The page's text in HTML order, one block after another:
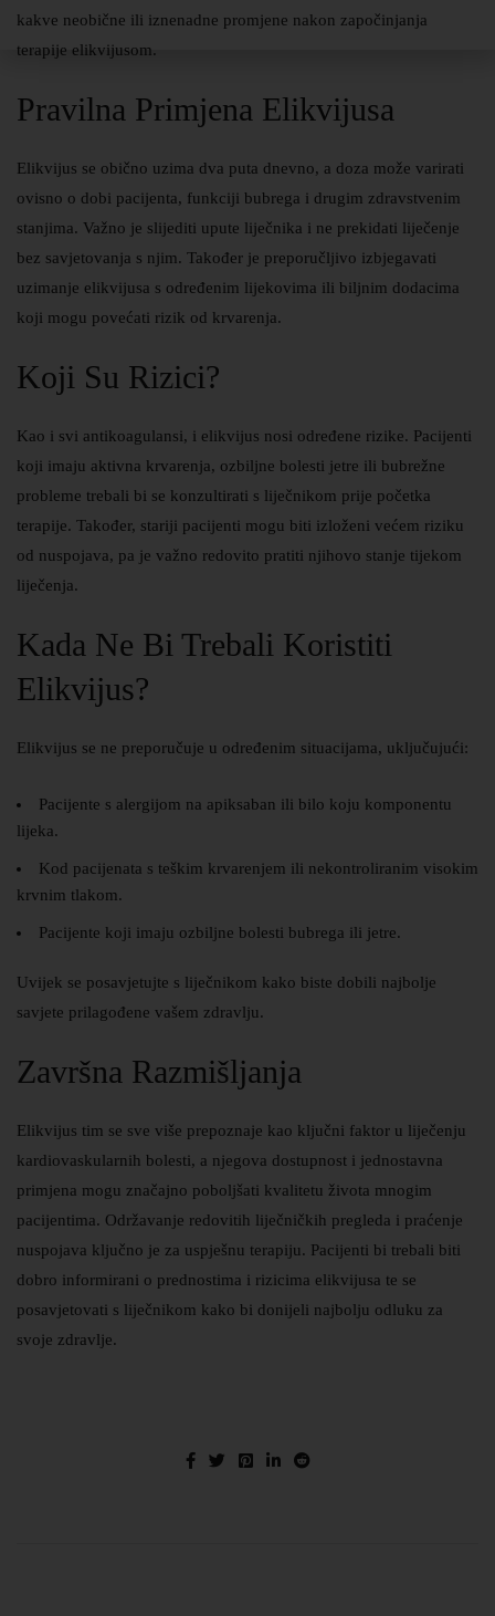
kakve neobične ili iznenadne promjene nakon započinjanja
terapije elikvijusom.
Pravilna Primjena Elikvijusa
Elikvijus se obično uzima dva puta dnevno, a doza može varirati
ovisno o dobi pacijenta, funkciji bubrega i drugim zdravstvenim
stanjima. Važno je slijediti upute liječnika i ne prekidati liječenje
bez savjetovanja s njim. Također je preporučljivo izbjegavati
uzimanje elikvijusa s određenim lijekovima ili biljnim dodacima
koji mogu povećati rizik od krvarenja.
Koji Su Rizici?
Kao i svi antikoagulansi, i elikvijus nosi određene rizike. Pacijenti
koji imaju aktivna krvarenja, ozbiljne bolesti jetre ili bubrežne
probleme trebali bi se konzultirati s liječnikom prije početka
terapije. Također, stariji pacijenti mogu biti izloženi većem riziku
od nuspojava, pa je važno redovito pratiti njihovo stanje tijekom
liječenja.
Kada Ne Bi Trebali Koristiti
Elikvijus?
Elikvijus se ne preporučuje u određenim situacijama, uključujući:
Pacijente s alergijom na apiksaban ili bilo koju komponentu
lijeka.
Kod pacijenata s teškim krvarenjem ili nekontroliranim visokim
krvnim tlakom.
Pacijente koji imaju ozbiljne bolesti bubrega ili jetre.
Uvijek se posavjetujte s liječnikom kako biste dobili najbolje
savjete prilagođene vašem zdravlju.
Završna Razmišljanja
Elikvijus tim se sve više prepoznaje kao ključni faktor u liječenju
kardiovaskularnih bolesti, a njegova dostupnost i jednostavna
primjena mogu značajno poboljšati kvalitetu života mnogim
pacijentima. Održavanje redovitih liječničkih pregleda i praćenje
nuspojava ključno je za uspješnu terapiju. Pacijenti bi trebali biti
dobro informirani o prednostima i rizicima elikvijusa te se
posavjetovati s liječnikom kako bi donijeli najbolju odluku za
svoje zdravlje.